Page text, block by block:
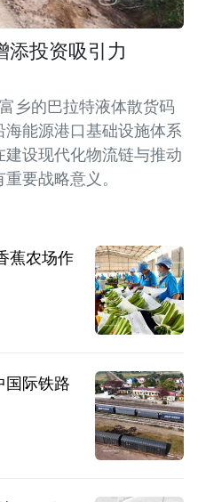
添投资吸引力
乡的巴拉特液体散货码
能源港口基础设施体系
设现代化物流链与推动
要战略意义。
蕉农场作
国际铁路